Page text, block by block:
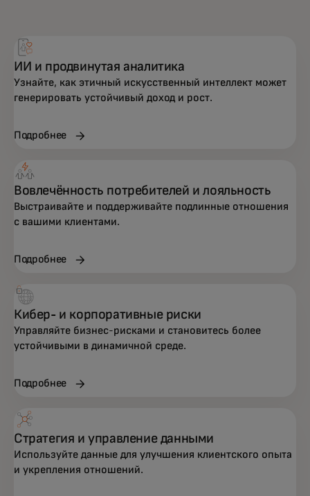
ИИ и продвинутая аналитика
Узнайте, как этичный искусственный интеллект может
генерировать устойчивый доход и рост.
Подробнее
Вовлечённость потребителей и лояльность
Выстраивайте и поддерживайте подлинные отношения
с вашими клиентами.
Подробнее
Кибер- и корпоративные риски
Управляйте бизнес-рисками и становитесь более
устойчивыми в динамичной среде.
Подробнее
Стратегия и управление данными
Используйте данные для улучшения клиентского опыта
и укрепления отношений.